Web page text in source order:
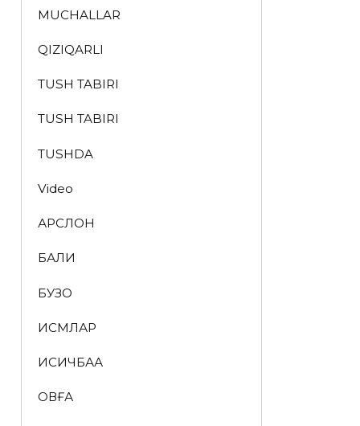
MUCHALLAR
QIZIQARLI
TUSH TABIRI
TUSH TABIRI
TUSHDA
Video
АРСЛОН
БАЛИҚ
БУЗОҚ
ИСМЛАР
ҚИСҚИЧБАҚА
ҚОВҒА